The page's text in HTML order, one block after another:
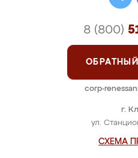
г.
ул.
СХЕМА
8 (800)
corp-